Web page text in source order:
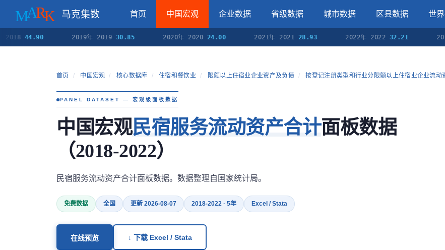
马克集数 首页 中国宏观 企业数据 省级数据 城市数据 区县数据 世
201844.90 2019年 201930.85 2020年 202024.00 2021年 2021 28.93 2022年 202232.21
首页 / 中国宏观 / 核心数据库 / 住宿和餐饮业 / 限额以上住宿业企业资产及负债 / 按登记注册类型和行业分限额以上住宿业企业流动
PANEL DATASET — 宏观级面板数据
中国宏观民宿服务流动资产合计面板数据
（2018-2022）
民宿服务流动资产合计面板数据。数据整理自国家统计局。
免费数据 全国 更新 2026-08-07 2018-2022 · 5年 Excel / Stata
在线预览 ↓ 下载 Excel / Stata